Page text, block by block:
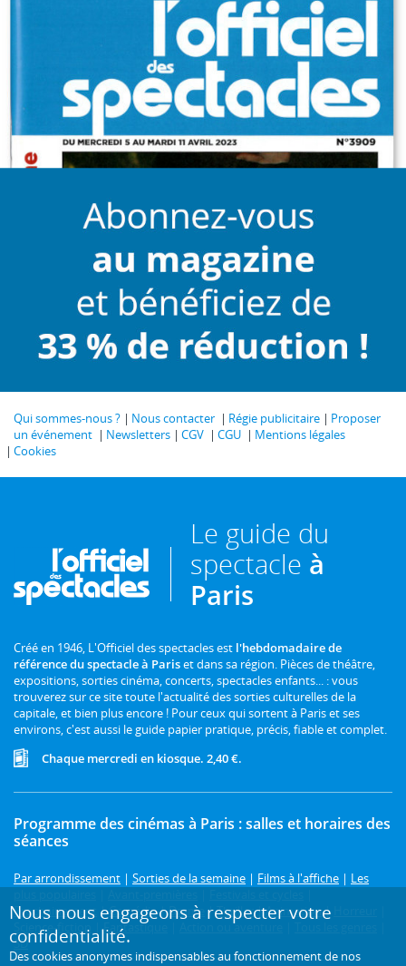
Qui sommes-nous ? Nous contacter Régie publicitaire
Proposer
un événement
Newsletters CGV CGU
Mentions légales
Cookies
Le guide du
spectacle à
Paris
Créé en 1946, L'Officiel des spectacles est l'hebdomadaire de
référence du spectacle à Pariset dans sa région. Pièces de théâtre,
expositions, sorties cinéma, concerts, spectacles enfants... : vous
trouverez sur ce site toute l'actualité des sorties culturelles de la
capitale, et bien plus encore ! Pour ceux qui sortent à Paris et ses
environs, c'est aussi le guide papier pratique, précis, fiable et complet.
Chaque mercredi en kiosque. 2,40 €.
Programme des cinémas à Paris : salles et horaires des
séances
Par arrondissement | Sorties de la semaine | Films à l'affiche | Les
Prochainement |Comédie|Drame |Thriller|Animation|
Science-fiction
|Fantastique Action ou aventure
3D
Nous nous engageons à respecter votre
confidentialité.
Des cookies anonymes indispensables au fonctionnement de nos